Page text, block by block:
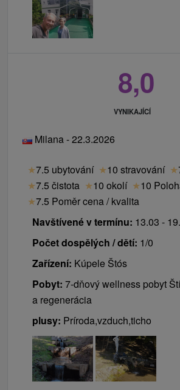
8,0
VYNIKAJÍCÍ
Milana - 22.3.2026
★7.5 ubytování ★10 stravování ★
★7.5 čistota ★10 okolí ★10
★7.5 Poměr cena / kvalita
Navštívené v termínu: 13.03 -
Počet dospělých / dětí: 1/0
Zařízení: Kúpele Štós
Pobyt: 7-dňový wellness pobyt
a regenerácia
plusy: Príroda,vzduch,ticho